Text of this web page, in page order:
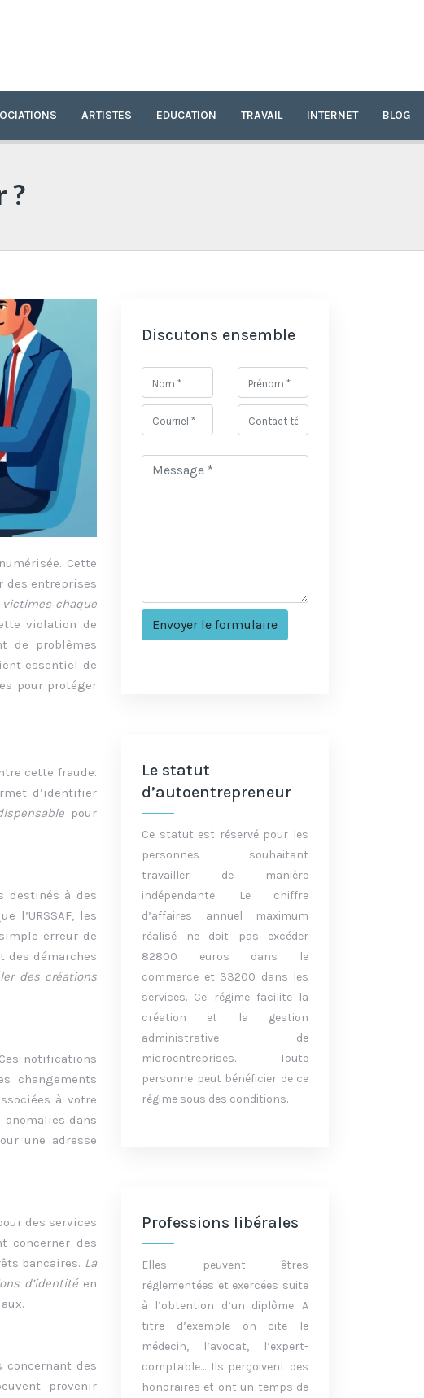
ARTISTES EDUCATION TRAVAIL INTERNET BLOG
?
Cette
des entreprises
chaque
violation de
de problèmes
essentiel de
pour protéger
cette fraude.
d’identifier
pour
destinés à des
l’URSSAF, les
erreur de
des démarches
des créations
notifications
changements
à votre
dans
une adresse
des services
concerner des
bancaires. La
d’identité en
des
provenir
Discutons ensemble
Le statut
d’autoentrepreneur
Ce statut est réservé pour les
personnes souhaitant
travailler de manière
indépendante. Le chiffre
d’affaires annuel maximum
réalisé ne doit pas excéder
82800 euros dans le
commerce et 33200 dans les
services. Ce régime facilite la
création et la gestion
administrative de
microentreprises. Toute
personne peut bénéficier de ce
régime sous des conditions.
Professions libérales
Elles peuvent êtres
réglementées et exercées suite
à l’obtention d’un diplôme. A
titre d’exemple on cite le
médecin, l’avocat, l’expert-
comptable… Ils perçoivent des
honoraires et ont un temps de